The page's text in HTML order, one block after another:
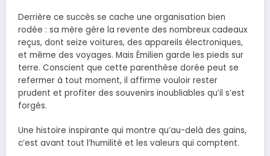
Derrière ce succès se cache une organisation bien
rodée : sa mère gère la revente des nombreux cadeaux
reçus, dont seize voitures, des appareils électroniques,
et même des voyages. Mais Émilien garde les pieds sur
terre. Conscient que cette parenthèse dorée peut se
refermer à tout moment, il affirme vouloir rester
prudent et profiter des souvenirs inoubliables qu’il s’est
forgés.
Une histoire inspirante qui montre qu’au-delà des gains,
c’est avant tout l’humilité et les valeurs qui comptent.